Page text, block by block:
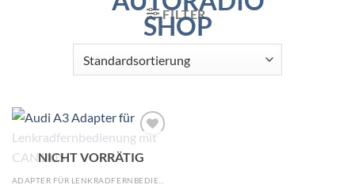
FILTER
Zu
Wunschliste
NICHT VORRÄTIG